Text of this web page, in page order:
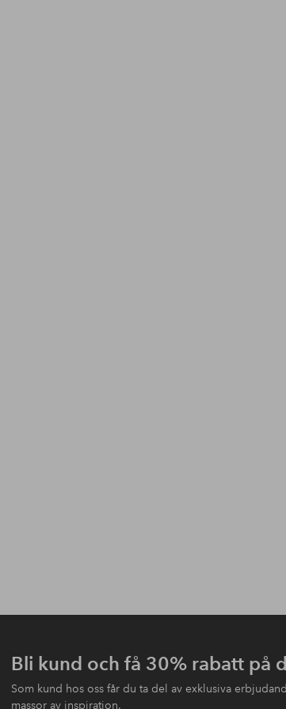
Bli kund och få 30% rabatt på
Som kund hos oss får du ta del av exklusiva
massor av inspiration.